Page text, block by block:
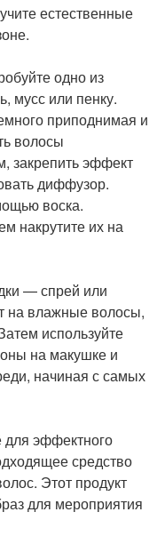
естественные
одно из
мусс или пенку.
приподнимая и
волосы
закрепить эффект
диффузор.
воска.
накрутите их на
— спрей или
на влажные волосы,
используйте
на макушке и
начиная с самых
эффектного
средство
Этот продукт
для мероприятия